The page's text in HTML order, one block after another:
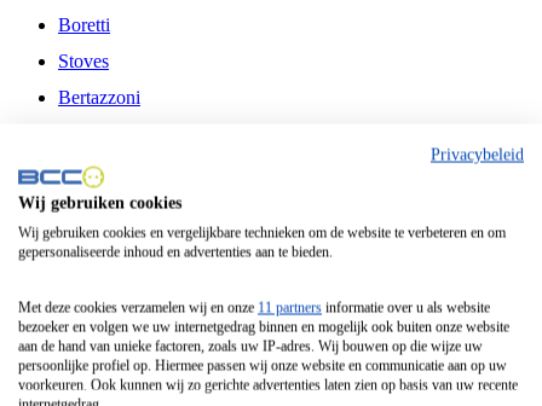
Boretti
Stoves
Bertazzoni
Fitelli
Airfryer
Frituurpan
Contactgrill
Broodbakmachine
Broodrooster
Privacybeleid
Wij gebruiken cookies
Wij gebruiken cookies en vergelijkbare technieken om de website te verbeteren en om
gepersonaliseerde inhoud en advertenties aan te bieden.
Met deze cookies verzamelen wij en onze 11 partners informatie over u als website
bezoeker en volgen we uw internetgedrag binnen en mogelijk ook buiten onze website
aan de hand van unieke factoren, zoals uw IP-adres. Wij bouwen op die wijze uw
persoonlijke profiel op. Hiermee passen wij onze website en communicatie aan op uw
voorkeuren. Ook kunnen wij zo gerichte advertenties laten zien op basis van uw recente